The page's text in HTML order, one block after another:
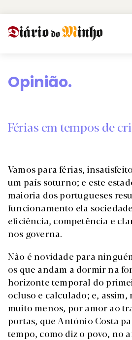
Opinião.
Férias em tempos de
Vamos para férias,
um país soturno; e este
maioria dos portugueses
funcionamento ela
eficiência, competência e
nos governa.
Não é novidade para
os que andam a dormir na
horizonte temporal do
ocluso e calculado; e, assim,
muito menos, por amor ao
portas, que António Costa
tempo, como diz o povo, no